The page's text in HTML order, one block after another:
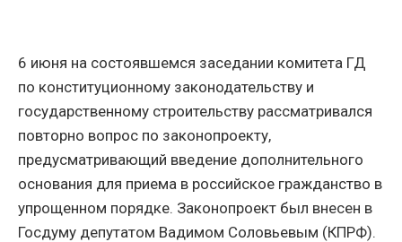
6 июня на состоявшемся заседании комитета ГД
по конституционному законодательству и
государственному строительству рассматривался
повторно вопрос по законопроекту,
предусматривающий введение дополнительного
основания для приема в российское гражданство в
упрощенном порядке. Законопроект был внесен в
Госдуму депутатом Вадимом Соловьевым (КПРФ).